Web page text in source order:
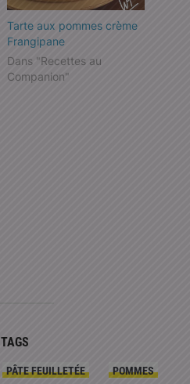
Tarte aux pommes crème
Frangipane
Dans "Recettes au
Companion"
TAGS
PÂTE FEUILLETÉE POMMES